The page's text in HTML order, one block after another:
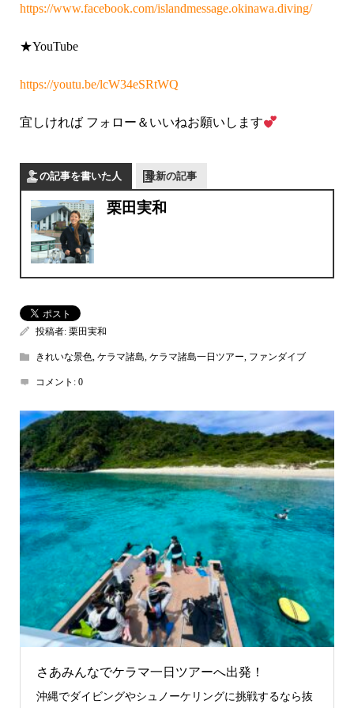
https://www.facebook.com/islandmessage.okinawa.diving/
★YouTube
https://youtu.be/lcW34eSRtWQ
宜しければ フォロー＆いいねお願いします
この記事を書いた人 最新の記事
栗田実和
投稿者: 栗田実和
きれいな景色, ケラマ諸島, ケラマ諸島一日ツアー, ファンダイブ
コメント: 0
さあみんなでケラマ一日ツアーへ出発！
沖縄でダイビングやシュノーケリングに挑戦するなら抜